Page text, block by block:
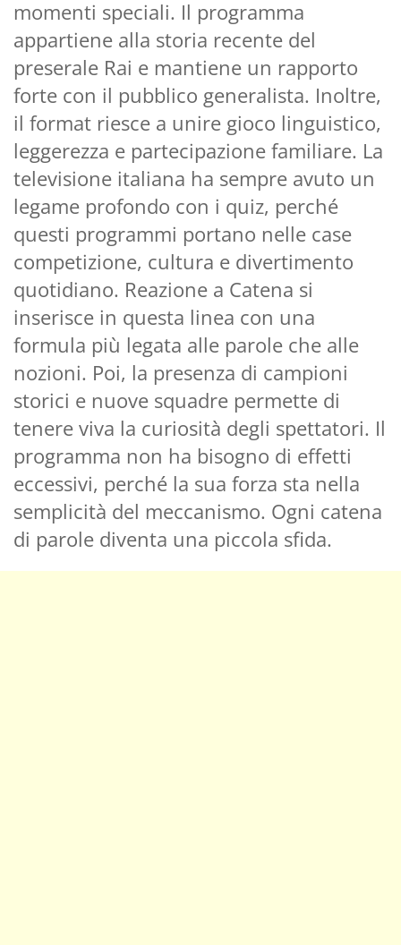
momenti speciali. Il programma
appartiene alla storia recente del
preserale Rai e mantiene un rapporto
forte con il pubblico generalista. Inoltre,
il format riesce a unire gioco linguistico,
leggerezza e partecipazione familiare. La
televisione italiana ha sempre avuto un
legame profondo con i quiz, perché
questi programmi portano nelle case
competizione, cultura e divertimento
quotidiano. Reazione a Catena si
inserisce in questa linea con una
formula più legata alle parole che alle
nozioni. Poi, la presenza di campioni
storici e nuove squadre permette di
tenere viva la curiosità degli spettatori. Il
programma non ha bisogno di effetti
eccessivi, perché la sua forza sta nella
semplicità del meccanismo. Ogni catena
di parole diventa una piccola sfida.